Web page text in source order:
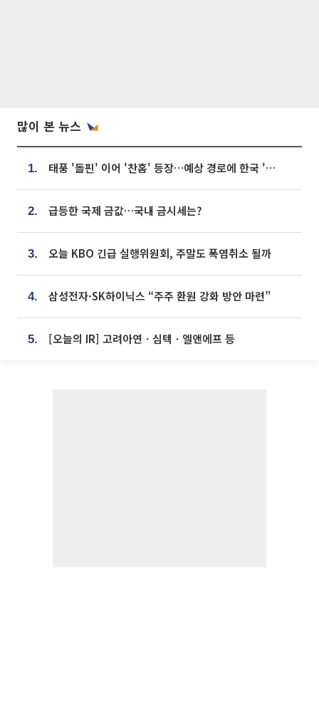
많이 본 뉴스
1. 태풍 '돌핀' 이어 '찬홈' 등장…예상 경로에 한국 '한숨'
2. 급등한 국제 금값…국내 금시세는?
3. 오늘 KBO 긴급 실행위원회, 주말도 폭염취소 될까
4. 삼성전자·SK하이닉스 “주주 환원 강화 방안 마련”
5. [오늘의 IR] 고려아연ㆍ심텍ㆍ엘앤에프 등